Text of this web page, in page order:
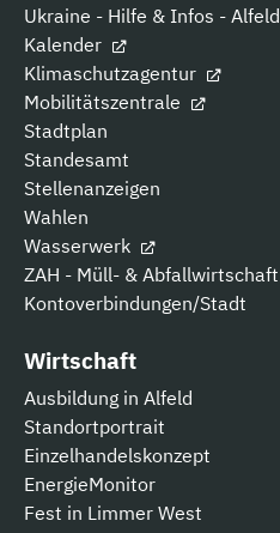
Ukraine - Hilfe & Infos - Alfeld
Kalender
Klimaschutzagentur
Mobilitätszentrale
Stadtplan
Standesamt
Stellenanzeigen
Wahlen
Wasserwerk
ZAH - Müll- & Abfallwirtschaft
Kontoverbindungen/Stadt
Wirtschaft
Ausbildung in Alfeld
Standortportrait
Einzelhandelskonzept
EnergieMonitor
Fest in Limmer West